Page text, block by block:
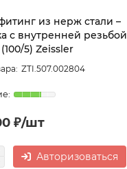
из нерж стали –
с внутренней резьбой
(100/5) Zeissler
ZTI.507.002804
₽/шт
Авторизоваться